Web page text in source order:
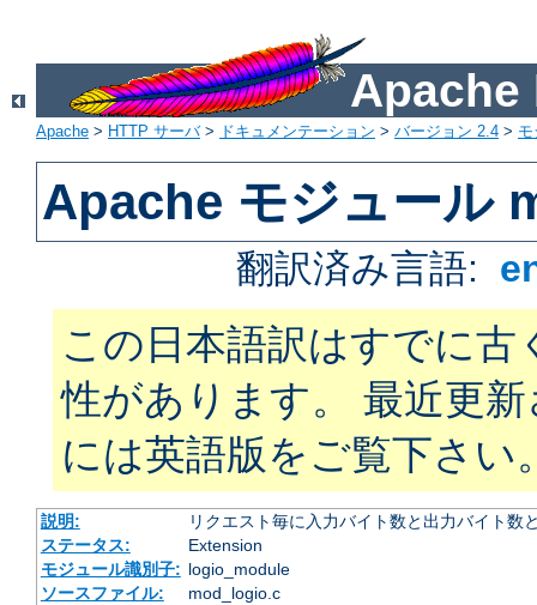
Apache
Apache > HTTP サーバ> ドキュメンテーション > バージョン 2.4 >
Apache モジュール
翻訳済み言語:
この日本語訳はすでに古
性があります。 最近更
には英語版をご覧下さい
説明:
リクエスト毎に入力バイト数と出力バイト数
ステータス:
Extension
モジュール識別子: logio_module
ソースファイル:
mod_logio.c